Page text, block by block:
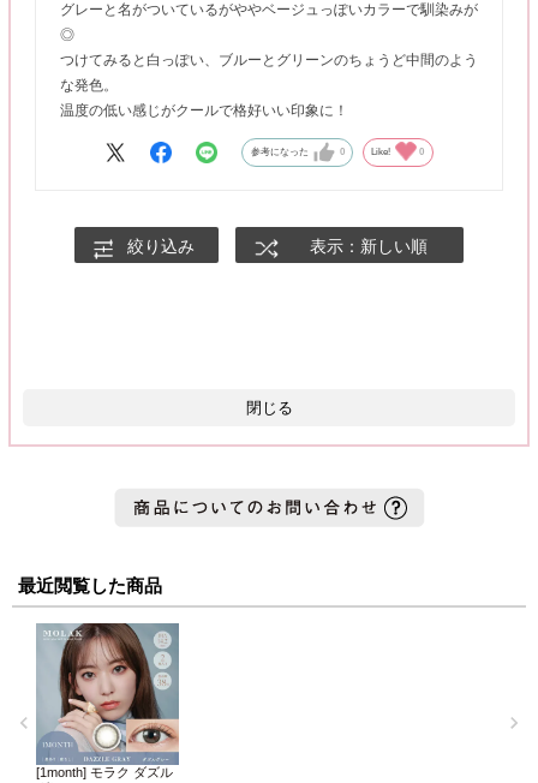
グレーと名がついているがややベージュっぽいカラーで馴染みが
◎
つけてみると白っぽい、ブルーとグリーンのちょうど中間のよう
な発色。
温度の低い感じがクールで格好いい印象に！
参考になった 0 Like! 0
絞り込み 表示：新しい順
閉じる
最近閲覧した商品
[1month] モラク ダズル